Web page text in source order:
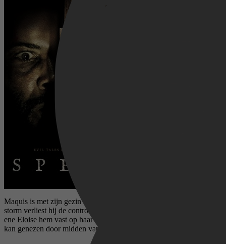
Maquis is met zijn gezin onderweg in een vliegtuigje. Door een
storm verliest hij de controle en wanneer hij wakker wordt houdt
ene Eloise hem vast op haar zolder. Ze beweert dat ze zijn wonden
kan genezen door midden van zwarte magie.